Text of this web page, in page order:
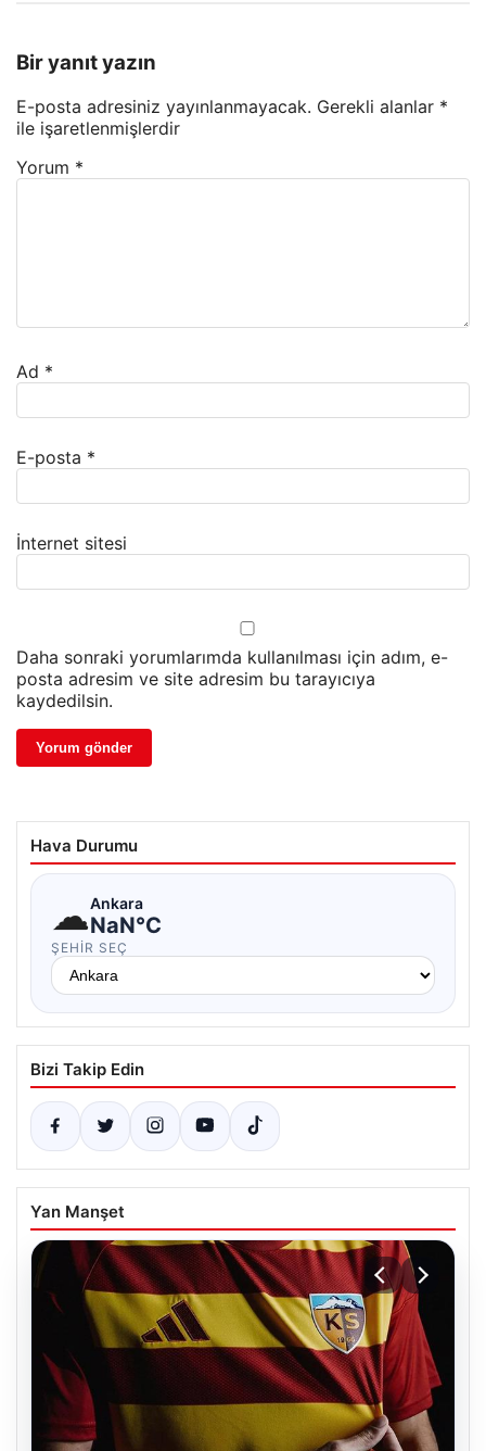
Bir yanıt yazın
E-posta adresiniz yayınlanmayacak. Gerekli alanlar *
ile işaretlenmişlerdir
Yorum *
Ad *
E-posta *
İnternet sitesi
Daha sonraki yorumlarımda kullanılması için adım, e-
posta adresim ve site adresim bu tarayıcıya
kaydedilsin.
Hava Durumu
☁Ankara
NaN°C
ŞEHIR SEÇ
Bizi Takip Edin
Yan Manşet